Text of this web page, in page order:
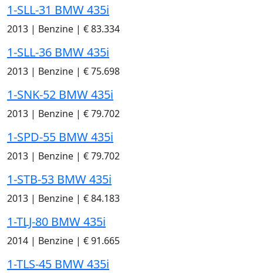
1-SLL-31 BMW 435i
2013 | Benzine | € 83.334
1-SLL-36 BMW 435i
2013 | Benzine | € 75.698
1-SNK-52 BMW 435i
2013 | Benzine | € 79.702
1-SPD-55 BMW 435i
2013 | Benzine | € 79.702
1-STB-53 BMW 435i
2013 | Benzine | € 84.183
1-TLJ-80 BMW 435i
2014 | Benzine | € 91.665
1-TLS-45 BMW 435i